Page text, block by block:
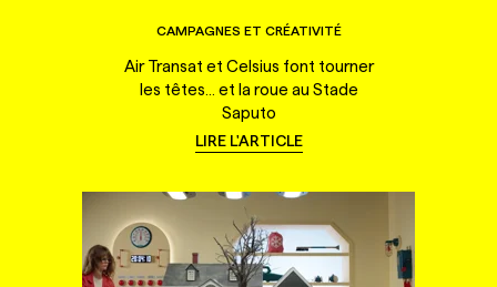
CAMPAGNES ET CRÉATIVITÉ
Air Transat et Celsius font tourner
les têtes... et la roue au Stade
Saputo
LIRE L'ARTICLE